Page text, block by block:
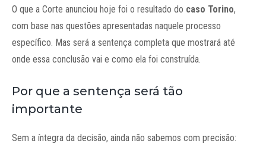
O que a Corte anunciou hoje foi o resultado do caso Torino,
com base nas questões apresentadas naquele processo
específico. Mas será a sentença completa que mostrará até
onde essa conclusão vai e como ela foi construída.
Por que a sentença será tão
importante
Sem a íntegra da decisão, ainda não sabemos com precisão: